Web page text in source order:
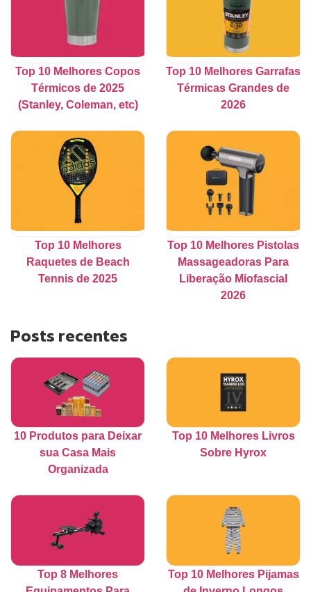
Top 10 Melhores Copos
Térmicos de 2025
(Stanley, Coleman, etc)
Top 10 Melhores Garrafas
Térmicas Grandes de
2026
Top 10 Melhores
Raquetes de Beach
Tennis de 2025
Top 10 Melhores Pistolas
Massageadoras Para
Liberação Miofascial
2026
Posts recentes
10 Produtos para Deixar
sua Casa Mais
Organizada
Top 10 Melhores Livros
Sobre Hyrox
Top 8 Melhores
Top 10 Melhores Pijamas